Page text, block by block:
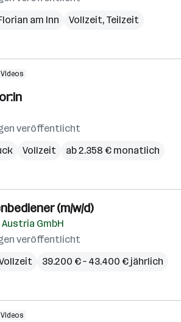
am Inn
Vollzeit, Teilzeit
Videos
veröffentlicht
Vollzeit ab 2.358 € monatlich
(m/w/d)
GmbH
veröffentlicht
39.200 € – 43.400 € jährlich
Videos